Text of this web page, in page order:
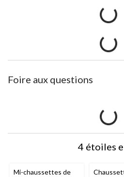
Foire aux questions
4 étoiles
Mi-chaussettes de